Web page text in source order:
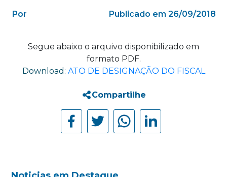
Por Publicado em 26/09/2018
Segue abaixo o arquivo disponibilizado em
formato PDF.
Download: ATO DE DESIGNAÇÃO DO FISCAL
Compartilhe